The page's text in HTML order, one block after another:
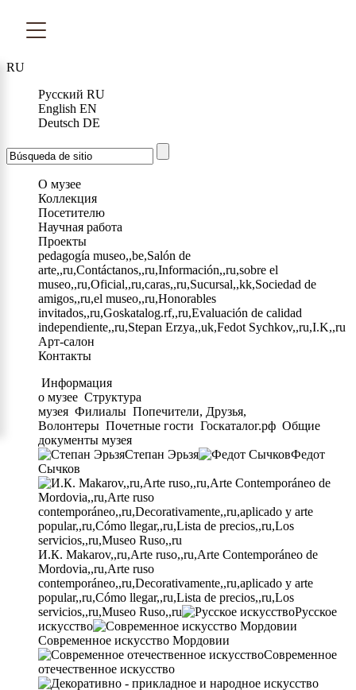
RU
Русский RU
English EN
Deutsch DE
О музее
Коллекция
Посетителю
Научная работа
Проекты
pedagogía museo,,be,Salón de
arte,,ru,Contáctanos,,ru,Información,,ru,sobre el
museo,,ru,Oficial,,ru,caras,,ru,Sucursal,,kk,Sociedad de
amigos,,ru,el museo,,ru,Honorables
invitados,,ru,Goskatalog.rf,,ru,Evaluación de calidad
independiente,,ru,Stepan Erzya,,uk,Fedot Sychkov,,ru,I.K,,ru
Арт-салон
Контакты
Информация
о музее Структура
музея Филиалы Попечители, Друзья,
Волонтеры Почетные гости Госкаталог.рф Общие
документы музея
Степан Эрьзя
Федот
Сычков
И.К. Makarov,,ru,Arte ruso,,ru,Arte Contemporáneo de
Mordovia,,ru,Arte ruso
contemporáneo,,ru,Decorativamente,,ru,aplicado y arte
popular,,ru,Cómo llegar,,ru,Lista de precios,,ru,Los
servicios,,ru,Museo Ruso,,ru
Русское
искусство
Современное искусство Мордовии
Современное
отечественное искусство